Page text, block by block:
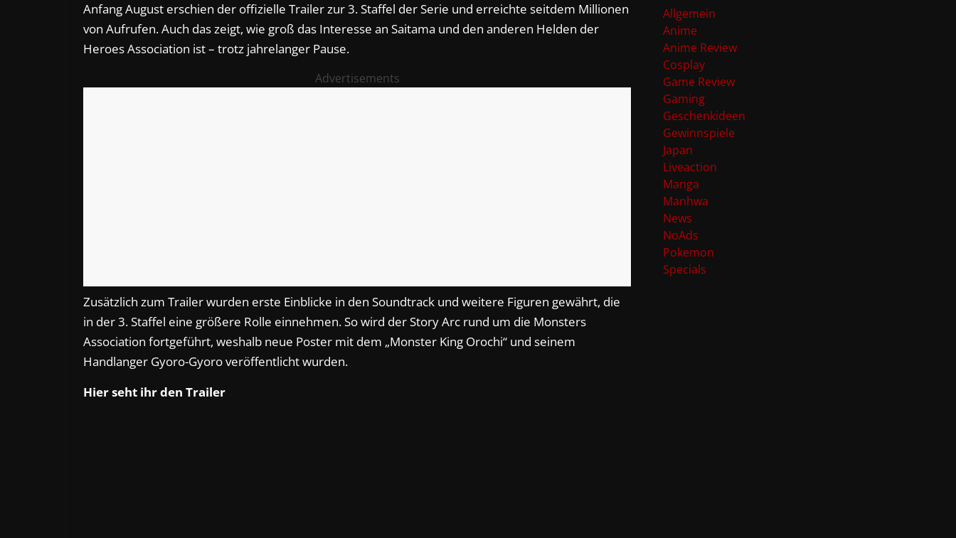
Anfang August erschien der offizielle Trailer zur 3. Staffel der Serie und erreichte seitdem Millionen
von Aufrufen. Auch das zeigt, wie groß das Interesse an Saitama und den anderen Helden der
Heroes Association ist – trotz jahrelanger Pause.
Advertisements
Zusätzlich zum Trailer wurden erste Einblicke in den Soundtrack und weitere Figuren gewährt, die
in der 3. Staffel eine größere Rolle einnehmen. So wird der Story Arc rund um die Monsters
Association fortgeführt, weshalb neue Poster mit dem „Monster King Orochi“ und seinem
Handlanger Gyoro-Gyoro veröffentlicht wurden.
Hier seht ihr den Trailer
Allgemein
Anime
Anime Review
Cosplay
Game Review
Gaming
Geschenkideen
Gewinnspiele
Japan
Liveaction
Manga
Manhwa
News
NoAds
Pokemon
Specials